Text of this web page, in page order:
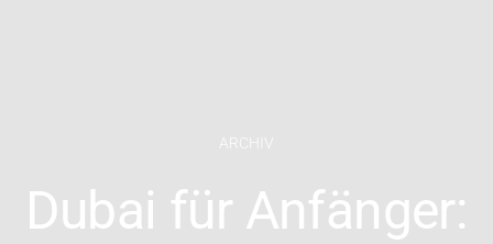
ARCHIV
Dubai für Anfänger: